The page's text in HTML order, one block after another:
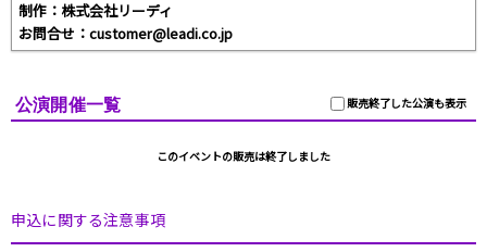
制作：株式会社リーディ
お問合せ：customer@leadi.co.jp
販売終了した公演も表示
公演開催一覧
このイベントの販売は終了しました
申込に関する注意事項